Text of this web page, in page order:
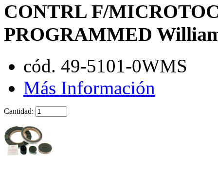
CONTRL F/
PROGRAMMED
cód. 49-5101-0WMS
Más Información
Cantidad: